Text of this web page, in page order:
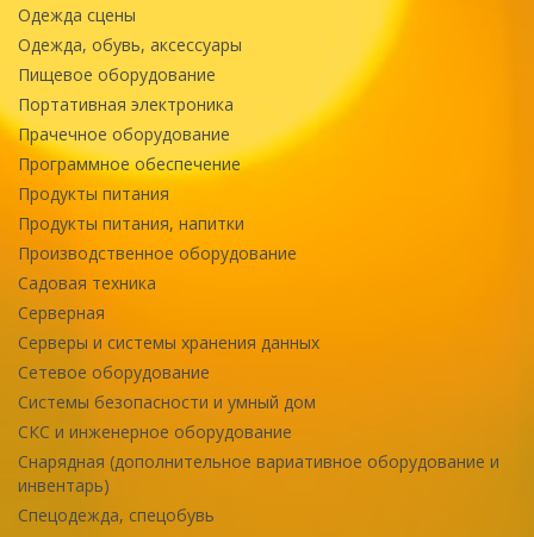
Одежда сцены
Одежда, обувь, аксессуары
Пищевое оборудование
Портативная электроника
Прачечное оборудование
Программное обеспечение
Продукты питания
Продукты питания, напитки
Производственное оборудование
Садовая техника
Серверная
Серверы и системы хранения данных
Сетевое оборудование
Системы безопасности и умный дом
СКС и инженерное оборудование
Снарядная (дополнительное вариативное оборудование и
инвентарь)
Спецодежда, спецобувь